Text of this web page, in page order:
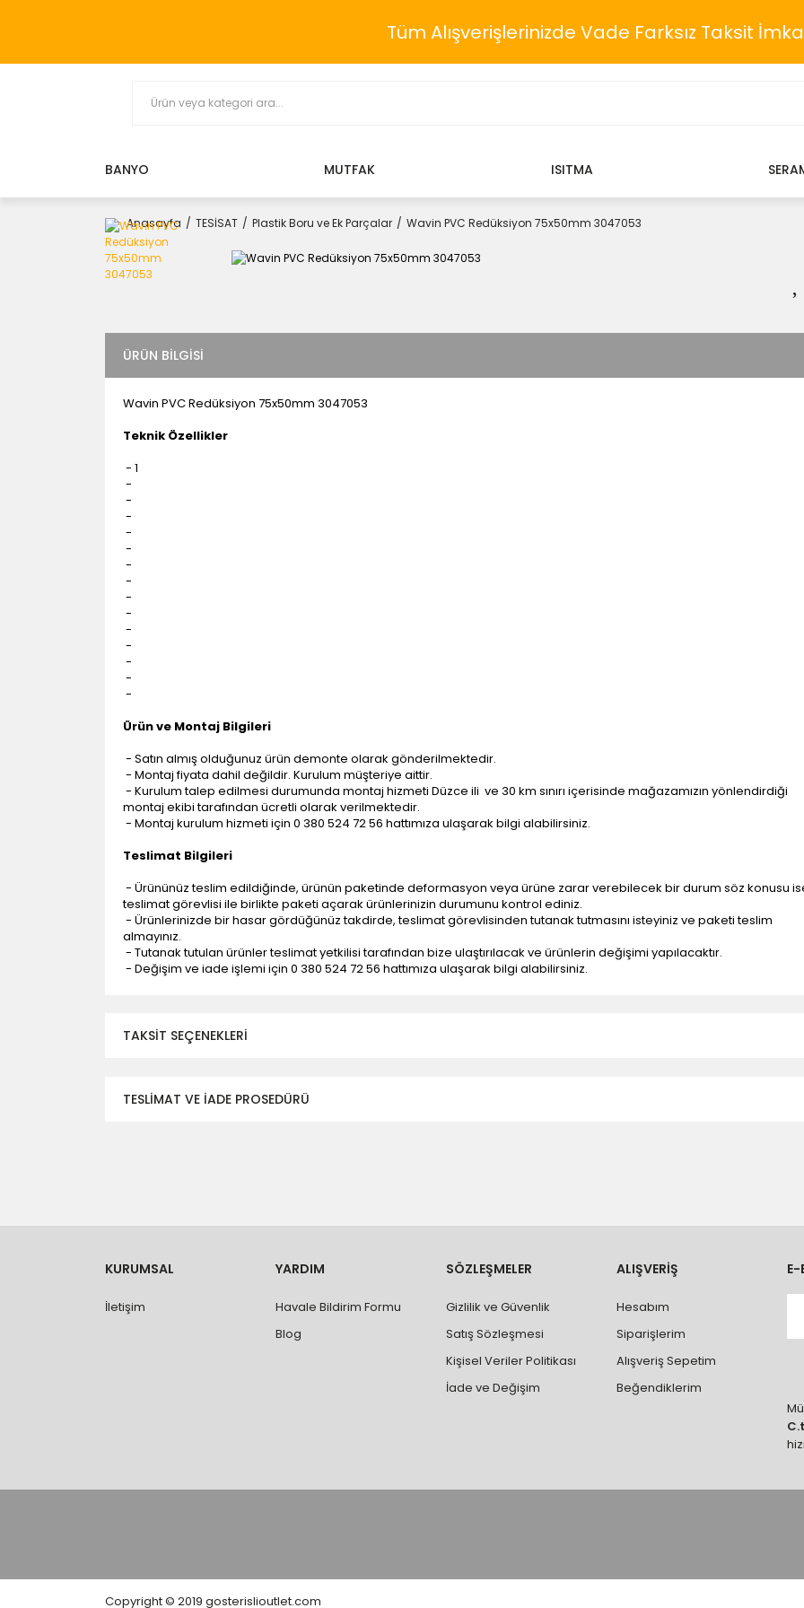
Tüm Alışverişlerinizde Vade Farksız Taksit
BANYO MUTFAK ISITMA
Anasayfa TESİSAT Plastik Boru ve Ek Parçalar Wavin PVC Redüksiyon 75x50mm 3047053
ÜRÜN BILGISI
Wavin PVC Redüksiyon 75x50mm 3047053
Teknik Özellikler
- 1
-
-
-
-
-
-
-
-
-
-
-
-
-
-
Ürün ve Montaj Bilgileri
- Satın almış olduğunuz ürün demonte olarak gönderilmektedir.
- Montaj fiyata dahil değildir. Kurulum müşteriye aittir.
- Kurulum talep edilmesi durumunda montaj hizmeti Düzce ili ve 30 km sınırı içerisinde mağazamızın yönlendirdiği
montaj ekibi tarafından ücretli olarak verilmektedir.
- Montaj kurulum hizmeti için 0 380 524 72 56 hattımıza ulaşarak bilgi alabilirsiniz.
Teslimat Bilgileri
- Ürününüz teslim edildiğinde, ürünün paketinde deformasyon veya ürüne zarar verebilecek bir durum söz konusu
teslimat görevlisi ile birlikte paketi açarak ürünlerinizin durumunu kontrol ediniz.
- Ürünlerinizde bir hasar gördüğünüz takdirde, teslimat görevlisinden tutanak tutmasını isteyiniz ve paketi teslim
almayınız.
- Tutanak tutulan ürünler teslimat yetkilisi tarafından bize ulaştırılacak ve ürünlerin değişimi yapılacaktır.
- Değişim ve iade işlemi için 0 380 524 72 56 hattımıza ulaşarak bilgi alabilirsiniz.
TAKSIT SEÇENEKLERI
TESLİMAT VE İADE PROSEDÜRÜ
- Özel sipariş ürünlerde ölçü, ebat, yükseklik vb. hatalar yüzünden onaylanmış siparişler iade alınmaz veya
değiştirilmez.
- Vitrifiye, tekne, küvet, kabin, banyo dolabı vb. ürünlerin siparişini vermeden önce ürünlerin montajını yapacak
kişi veya firmaya mutlaka ölçü ve ebat kontrolü yaptırınız.
KURUMSAL
İletişim
YARDIM
Havale Bildirim Formu
Blog
SÖZLEŞMELER
Gizlilik ve Güvenlik
Satış Sözleşmesi
Kişisel Veriler Politikası
İade ve Değişim
ALIŞVERİŞ
Hesabım
Siparişlerim
Alışveriş Sepetim
Beğendiklerim
E-
Copyright © 2019 gosterislioutlet.com